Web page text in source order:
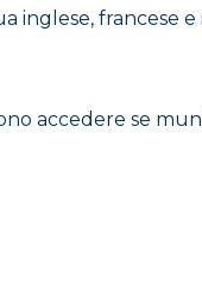
Poiché gli
e, mentre
inglese, francese e
accedere se